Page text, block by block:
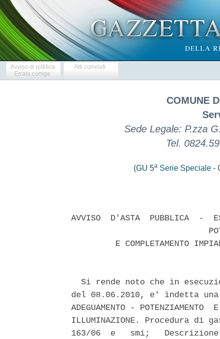
Avviso di rettifica
Errata corrige
Atti correlati
COMUNE
Sede Legale: P.zza
Tel.
(GU 5a Serie Speciale -
AVVISO  D'ASTA  PUBBLICA  -
E COMPLETAMENTO
Si rende noto che in
del 08.06.2010, e' indetta
ADEGUAMENTO -
ILLUMINAZIONE. Procedura
163/06  e   smi;   Descrizione: